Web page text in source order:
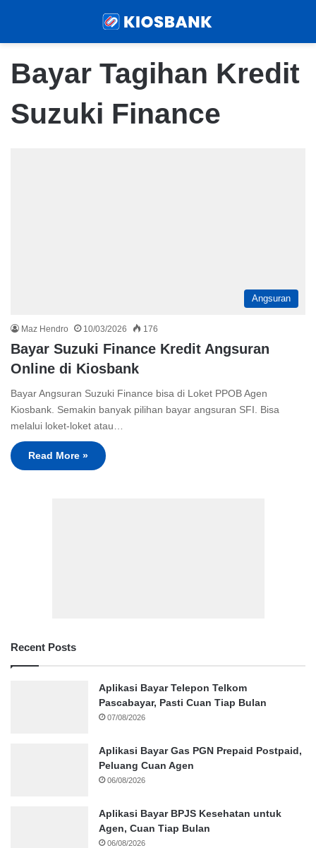
Bayar Tagihan Kredit
Suzuki Finance
Angsuran
Maz Hendro 10/03/2026 176
Bayar Suzuki Finance Kredit Angsuran
Online di Kiosbank
Bayar Angsuran Suzuki Finance bisa di Loket PPOB Agen
Kiosbank. Semakin banyak pilihan bayar angsuran SFI. Bisa
melalui loket-loket atau…
Read More »
Recent Posts
Aplikasi Bayar Telepon Telkom
Pascabayar, Pasti Cuan Tiap Bulan
07/08/2026
Aplikasi Bayar Gas PGN Prepaid Postpaid,
Peluang Cuan Agen
06/08/2026
Aplikasi Bayar BPJS Kesehatan untuk
Agen, Cuan Tiap Bulan
06/08/2026